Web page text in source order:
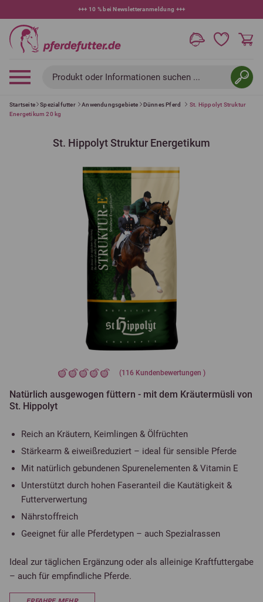
+++ 10 % bei Newsletteranmeldung +++
Produkt oder Informationen suchen ...
Startseite Spezialfutter Anwendungsgebiete Dünnes Pferd
St. Hippolyt Struktur
Energetikum 20 kg
St. Hippolyt Struktur Energetikum
(116 Kundenbewertungen )
Natürlich ausgewogen füttern - mit dem Kräutermüsli von
St. Hippolyt
Reich an Kräutern, Keimlingen & Ölfrüchten
Stärkearm & eiweißreduziert – ideal für sensible Pferde
Mit natürlich gebundenen Spurenelementen & Vitamin E
Unterstützt durch hohen Faseranteil die Kautätigkeit &
Futterverwertung
Nährstoffreich
Geeignet für alle Pferdetypen – auch Spezialrassen
Ideal zur täglichen Ergänzung oder als alleinige Kraftfuttergabe
– auch für empfindliche Pferde.